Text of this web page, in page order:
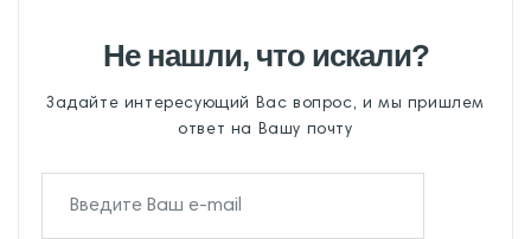
Не нашли, что искали?
Задайте интересующий Вас вопрос, и мы пришлем
ответ на Вашу почту